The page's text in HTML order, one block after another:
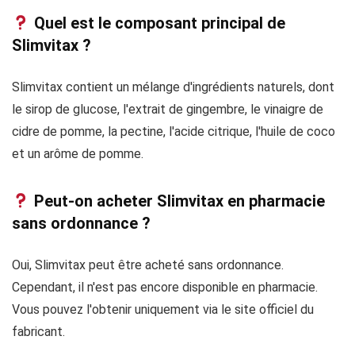
Quel est le composant principal de
Slimvitax ?
Slimvitax contient un mélange d'ingrédients naturels, dont
le sirop de glucose, l'extrait de gingembre, le vinaigre de
cidre de pomme, la pectine, l'acide citrique, l'huile de coco
et un arôme de pomme.
Peut-on acheter Slimvitax en pharmacie
sans ordonnance ?
Oui, Slimvitax peut être acheté sans ordonnance.
Cependant, il n'est pas encore disponible en pharmacie.
Vous pouvez l'obtenir uniquement via le site officiel du
fabricant.